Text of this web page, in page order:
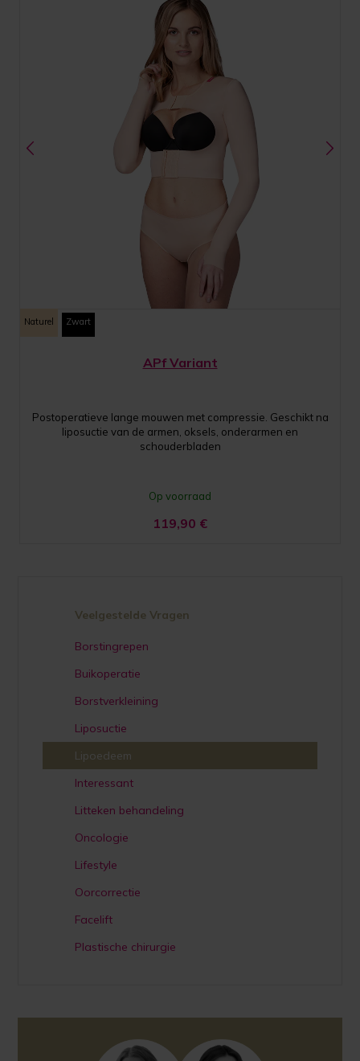
Naturel Zwart
APf Variant
Postoperatieve lange mouwen met compressie. Geschikt na
liposuctie van de armen, oksels, onderarmen en
schouderbladen
Op voorraad
119,90 €
Veelgestelde Vragen
Borstingrepen
Buikoperatie
Borstverkleining
Liposuctie
Lipoedeem
Interessant
Litteken behandeling
Oncologie
Lifestyle
Oorcorrectie
Facelift
Plastische chirurgie